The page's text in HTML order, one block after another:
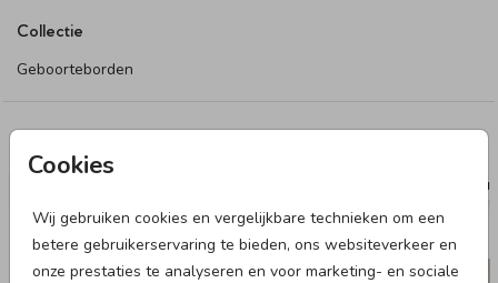
Cookies
Wij gebruiken cookies en vergelijkbare technieken om een
betere gebruikerservaring te bieden, ons websiteverkeer en
onze prestaties te analyseren en voor marketing- en sociale
Collectie
Geboorteborden